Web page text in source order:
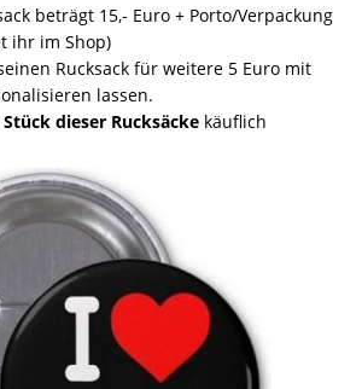
beträgt 15,- Euro + Porto/Verpackung
ihr im Shop)
Rucksack für weitere 5 Euro mit
lassen.
Stück dieser Rucksäcke käuflich